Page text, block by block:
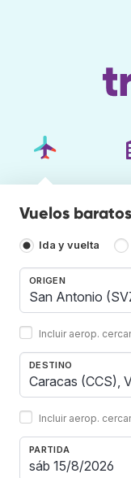
Vuelos
Ida y vuelta
ORIGEN
Incluir aerop.
DESTINO
Incluir aerop.
PARTIDA